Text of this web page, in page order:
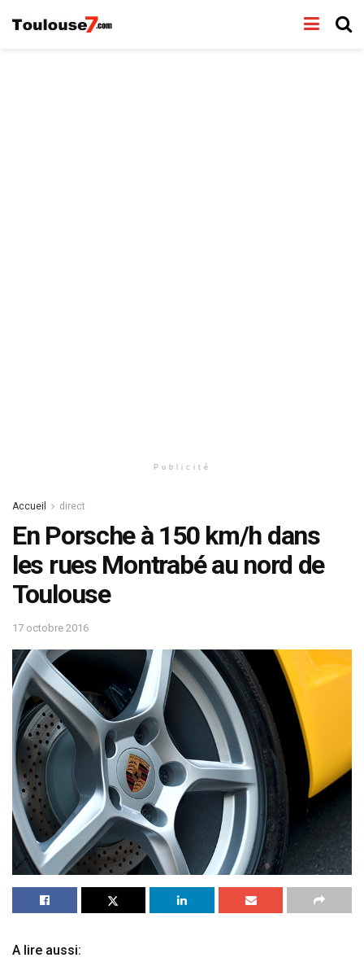
Publicité
Accueil direct
En Porsche à 150 km/h dans
les rues Montrabé au nord de
Toulouse
17 octobre 2016
A lire aussi: